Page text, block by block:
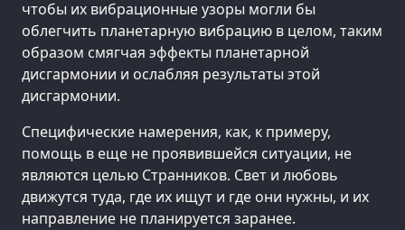
чтобы их вибрационные узоры могли бы
облегчить планетарную вибрацию в целом, таким
образом смягчая эффекты планетарной
дисгармонии и ослабляя результаты этой
дисгармонии.
Специфические намерения, как, к примеру,
помощь в еще не проявившейся ситуации, не
являются целью Странников. Свет и любовь
движутся туда, где их ищут и где они нужны, и их
направление не планируется заранее.